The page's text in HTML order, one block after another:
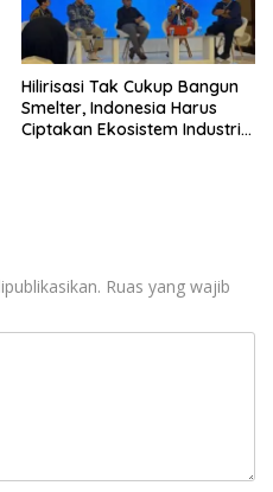
Hilirisasi Tak Cukup Bangun
Smelter, Indonesia Harus
Ciptakan Ekosistem Industri
Ruas yang wajib